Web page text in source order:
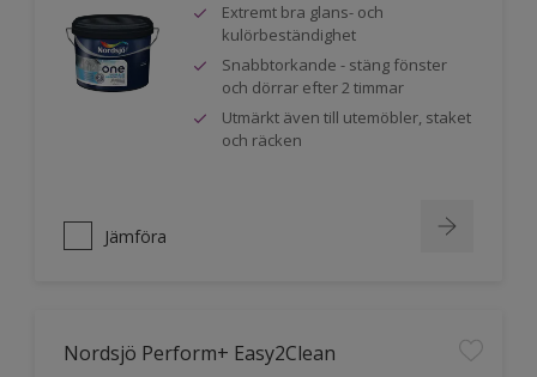
Extremt bra glans- och
kulörbeständighet
Snabbtorkande - stäng fönster
och dörrar efter 2 timmar
Utmärkt även till utemöbler, staket
och räcken
Jämföra
Nordsjö Perform+ Easy2Clean